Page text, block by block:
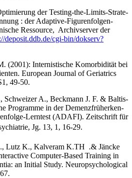
der Testing-the-Limits-Strate­
: der Adaptive-Figurenfolgen-
Ressource, Archivserver der
deposit.ddb.de/cgi-bin/dokserv?
(2001): Internistische Komorbidität bei
European Journal of Geriatrics
49-50.­
Schweizer A., Beckmann J. F. & Baltis­
Programme in der Demenzfrüherken­
Lerntest (ADAFI). Zeitschrift für
Jg. 13, 1, 16-29.
Lutz K., Kalveram K.TH .& Jäncke
Computer-Based Training in
an Initial Study. Neuropsychological